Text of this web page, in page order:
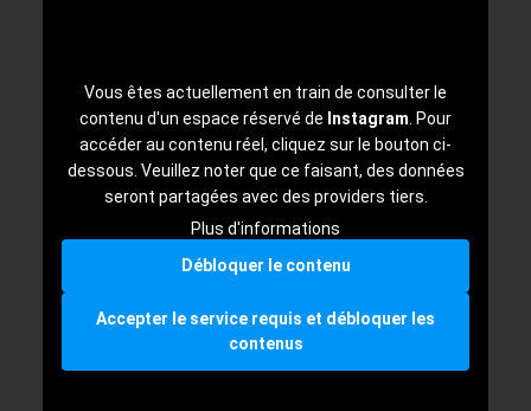
Vous êtes actuellement en train de consulter le
contenu d'un espace réservé de Instagram . Pour
accéder au contenu réel, cliquez sur le bouton ci-
dessous. Veuillez noter que ce faisant, des données
seront partagées avec des providers tiers.
Plus d'informations
Débloquer le contenu
Accepter le service requis et débloquer les
contenus